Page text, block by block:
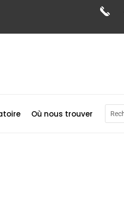
Où nous trouver